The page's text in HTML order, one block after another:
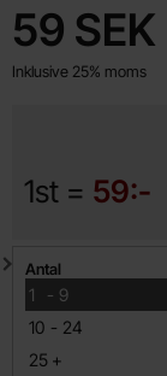
pris
59 SEK
Inklusive 25% moms
1st = 59:-
Mängdrabatt
Antal
1 -
till 9
10 -
till 24
25 +
till